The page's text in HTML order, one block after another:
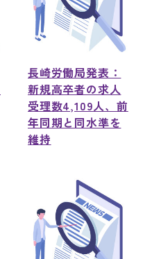
長崎労働局発表：
新規高卒者の求人
受理数4,109人、前
年同期と同水準を
維持